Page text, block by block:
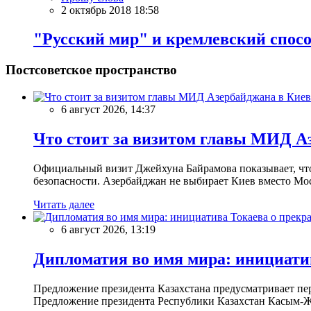
2 октябрь 2018 18:58
"Русский мир" и кремлевский
Постсоветское пространство
6 август 2026, 14:37
Что стоит за визитом главы МИД
Официальный визит Джейхуна Байрамова показывает,
безопасности. Азербайджан не выбирает Киев вместо
Читать далее
6 август 2026, 13:19
Дипломатия во имя мира:
Предложение президента Казахстана предусматривает
Предложение президента Республики Казахстан Касым-